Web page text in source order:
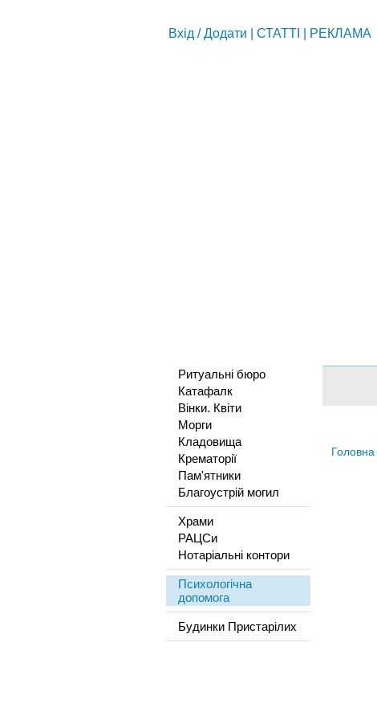
Вхід /Додати СТАТТІ РЕКЛАМА
Ритуальні бюро
Катафалк
Вінки. Квіти
Морги
Кладовища
Крематорії
Пам'ятники
Благоустрій могил
Храми
РАЦСи
Нотаріальні контори
Психологічна
допомога
Будинки Пристарілих
Головна